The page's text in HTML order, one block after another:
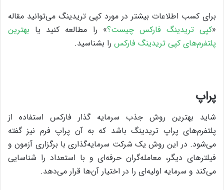
برای کسب اطلاعات بیشتر در مورد کپی تریدینگ می‌توانید مقاله
«کپی تریدینگ فارکس چیست؟» را مطالعه کنید یا بهترین
پلتفرم‌های کپی تریدینگ فارکس را بشناسید.
پراپ
شاید بهترین روش جذب سرمایه گذار فارکس استفاده از
پلتفرم‌های پراپ تریدینگ باشد که به آن پراپ فرم نیز گفته
می‌شود. در این روش یک شرکت سرمایه‌گذاری با برگزاری آزمون و
فیلترهای دیگر، معامله‌گران حرفه‌ای و با استعداد را شناسایی
می‌کند و سرمایه اولیه‌ای را در اختیار آن‌ها قرار می‌دهد.